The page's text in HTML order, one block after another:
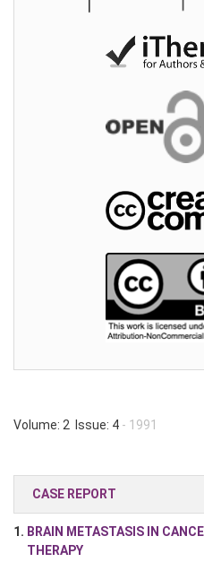
Volume: 2 Issue: 4 - 1991
CASE REPORT
1. BRAIN METASTASIS IN
THERAPY